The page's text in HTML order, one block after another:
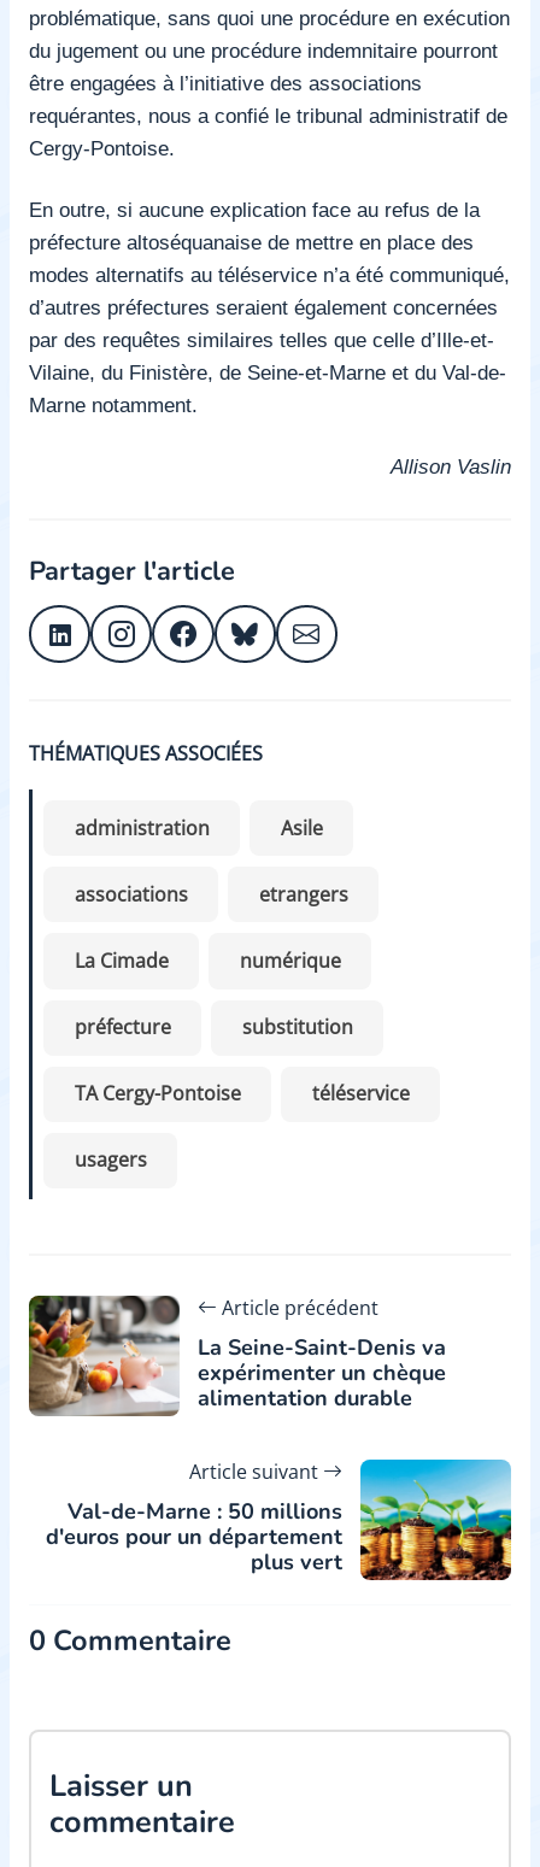
problématique, sans quoi une procédure en exécution
du jugement ou une procédure indemnitaire pourront
être engagées à l’initiative des associations
requérantes, nous a confié le tribunal administratif de
Cergy-Pontoise.
En outre, si aucune explication face au refus de la
préfecture altoséquanaise de mettre en place des
modes alternatifs au téléservice n’a été communiqué,
d’autres préfectures seraient également concernées
par des requêtes similaires telles que celle d’Ille-et-
Vilaine, du Finistère, de Seine-et-Marne et du Val-de-
Marne notamment.
Allison Vaslin
Partager l'article
THÉMATIQUES ASSOCIÉES
administration Asile
associations etrangers
La Cimade numérique
préfecture substitution
TA Cergy-Pontoise téléservice
usagers
Article précédent
La Seine-Saint-Denis va
expérimenter un chèque
alimentation durable
Article suivant
Val-de-Marne : 50 millions
d'euros pour un département
plus vert
0 Commentaire
Laisser un
commentaire